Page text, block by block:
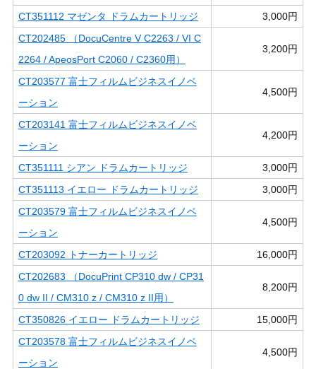
CT351112 マゼンタ ドラムカートリッジ
3,000円
CT202485 （DocuCentre V C2263 / VI C
2264 / ApeosPort C2060 / C2360用）
3,200円
CT203577 富士フィルムビジネスイノベ
ーション
4,500円
CT203141 富士フィルムビジネスイノベ
ーション
4,200円
CT351111 シアン ドラムカートリッジ
3,000円
CT351113 イエロー ドラムカートリッジ
3,000円
CT203579 富士フィルムビジネスイノベ
ーション
4,500円
CT203092 トナーカートリッジ
16,000円
CT202683 （DocuPrint CP310 dw / CP31
0 dw II / CM310 z / CM310 z II用）
8,200円
CT350826 イエロー ドラムカートリッジ
15,000円
CT203578 富士フィルムビジネスイノベ
ーション
4,500円